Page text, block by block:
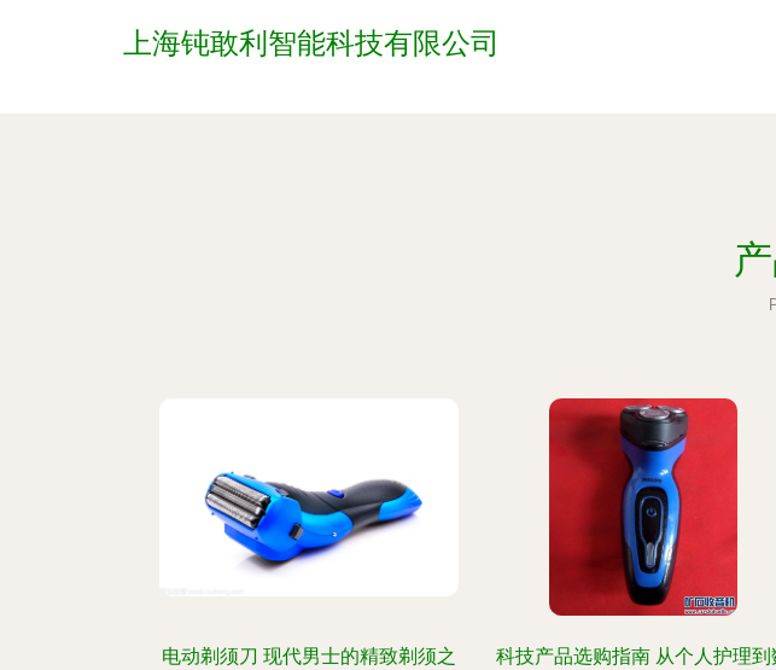
上海钝敢利智能科技有限公司
电动剃须刀 现代男士的精致剃须之
科技产品选购指南 从个人护理到